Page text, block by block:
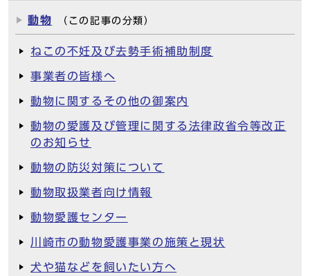
動物 （この記事の分類）
ねこの不妊及び去勢手術補助制度
事業者の皆様へ
動物に関するその他の御案内
動物の愛護及び管理に関する法律政省令等改正
のお知らせ
動物の防災対策について
動物取扱業者向け情報
動物愛護センター
川崎市の動物愛護事業の施策と現状
犬や猫などを飼いたい方へ